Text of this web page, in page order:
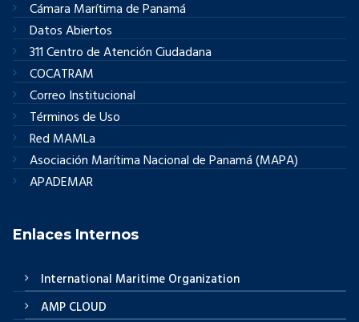
Cámara Marítima de Panamá
Datos Abiertos
311 Centro de Atención Ciudadana
COCATRAM
Correo Institucional
Términos de Uso
Red MAMLa
Asociación Marítima Nacional de Panamá (MAPA)
APADEMAR
Enlaces Internos
International Maritime Organization
AMP CLOUD